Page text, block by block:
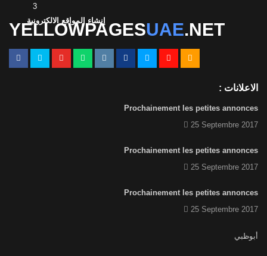
3
إنشاء المواقع الالكترونية
YELLOWPAGESUAE.NET
الاعلانات :
Prochainement les petites annonces
25 Septembre 2017
Prochainement les petites annonces
25 Septembre 2017
Prochainement les petites annonces
25 Septembre 2017
أبوظبي